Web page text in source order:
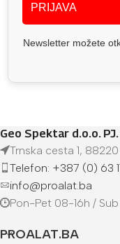
PRIJAVA
Newsletter možete
Geo Spektar d.o.o.
Trnska cesta 1,
Telefon: +387 (0) 63
info@proalat.ba
Pon-Pet 08-16h /
PROALAT.BA